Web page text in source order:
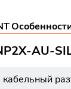
AU-